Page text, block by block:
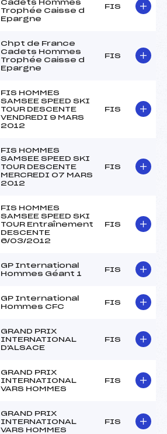
Cadets Hommes
Trophée Caisse d
Epargne
FIS
Chpt de France
Cadets Hommes
Trophée Caisse d
Epargne
FIS
FIS HOMMES
SAMSEE SPEED SKI
TOUR DESCENTE
VENDREDI 9 MARS
2012
FIS
FIS HOMMES
SAMSEE SPEED SKI
TOUR DESCENTE
MERCREDI 07 MARS
2012
FIS
FIS HOMMES
SAMSEE SPEED SKI
TOUR Entraînement
DESCENTE
6/03/2012
FIS
GP International
Hommes Géant 1
FIS
GP International
Hommes CFC
FIS
GRAND PRIX
INTERNATIONAL
D'ALSACE
FIS
GRAND PRIX
INTERNATIONAL
VARS HOMMES
FIS
GRAND PRIX
INTERNATIONAL
VARS HOMMES
FIS